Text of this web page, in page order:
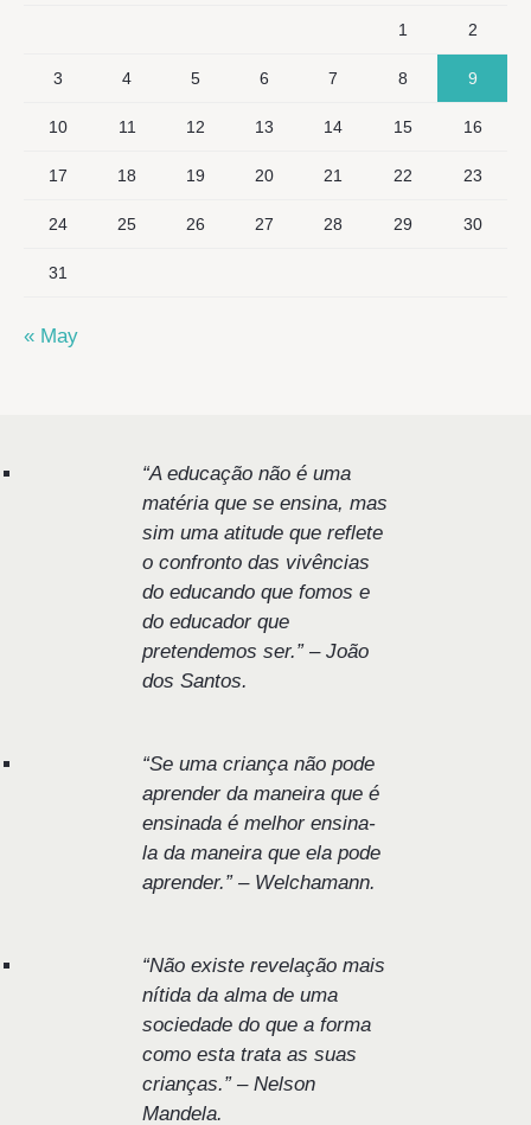
1 2
3 4 5 6 7 8 9
10 11 12 13 14 15 16
17 18 19 20 21 22 23
24 25 26 27 28 29 30
31
« May
“A educação não é uma
matéria que se ensina, mas
sim uma atitude que reflete
o confronto das vivências
do educando que fomos e
do educador que
pretendemos ser.” – João
dos Santos.
“Se uma criança não pode
aprender da maneira que é
ensinada é melhor ensina-
la da maneira que ela pode
aprender.” – Welchamann.
“Não existe revelação mais
nítida da alma de uma
sociedade do que a forma
como esta trata as suas
crianças.” – Nelson
Mandela.